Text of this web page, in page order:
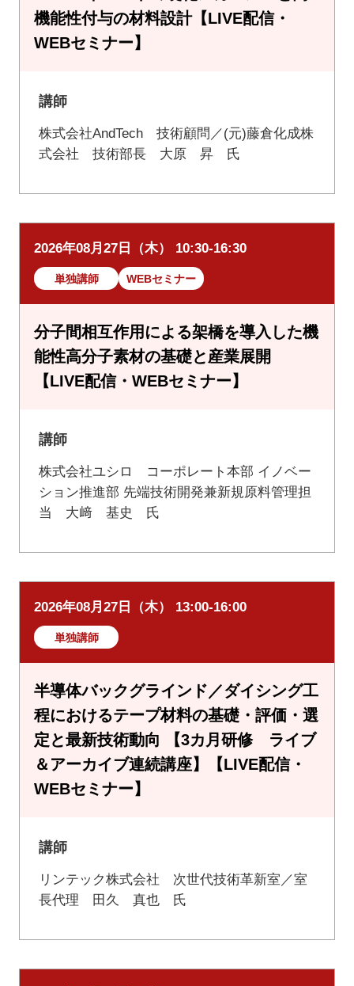
機能性付与の材料設計【LIVE配信・
WEBセミナー】
講師
株式会社AndTech 技術顧問／(元)藤倉化成株
式会社 技術部長 大原 昇 氏
2026年08月27日（木） 10:30-16:30
単独講師 WEBセミナー
分子間相互作用による架橋を導入した機
能性高分子素材の基礎と産業展開
【LIVE配信・WEBセミナー】
講師
株式会社ユシロ コーポレート本部 イノベー
ション推進部 先端技術開発兼新規原料管理担
当 大﨑 基史 氏
2026年08月27日（木） 13:00-16:00
単独講師
半導体バックグラインド／ダイシング工
程におけるテープ材料の基礎・評価・選
定と最新技術動向 【3カ月研修 ライブ
＆アーカイブ連続講座】【LIVE配信・
WEBセミナー】
講師
リンテック株式会社 次世代技術革新室／室
長代理 田久 真也 氏